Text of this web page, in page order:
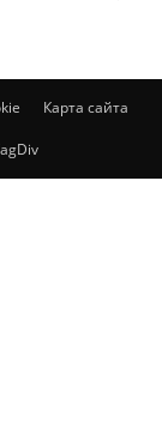
Карта сайта